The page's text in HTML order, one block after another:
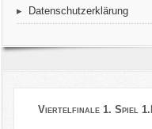
Datenschutzerklärung
Viertelfinale 1. Spiel